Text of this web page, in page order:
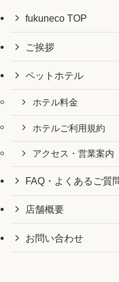
fukuneco TOP
ご挨拶
ペットホテル
ホテル料金
ホテルご利用規約
アクセス・営業案内
FAQ・よくあるご質
店舗概要
お問い合わせ